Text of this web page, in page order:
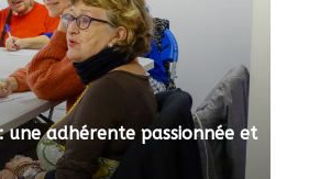
une adhérente passionnée et